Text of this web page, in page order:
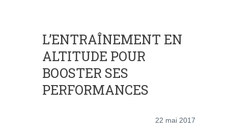
L’ENTRAÎNEMENT EN
ALTITUDE POUR
BOOSTER SES
PERFORMANCES
22 mai 2017